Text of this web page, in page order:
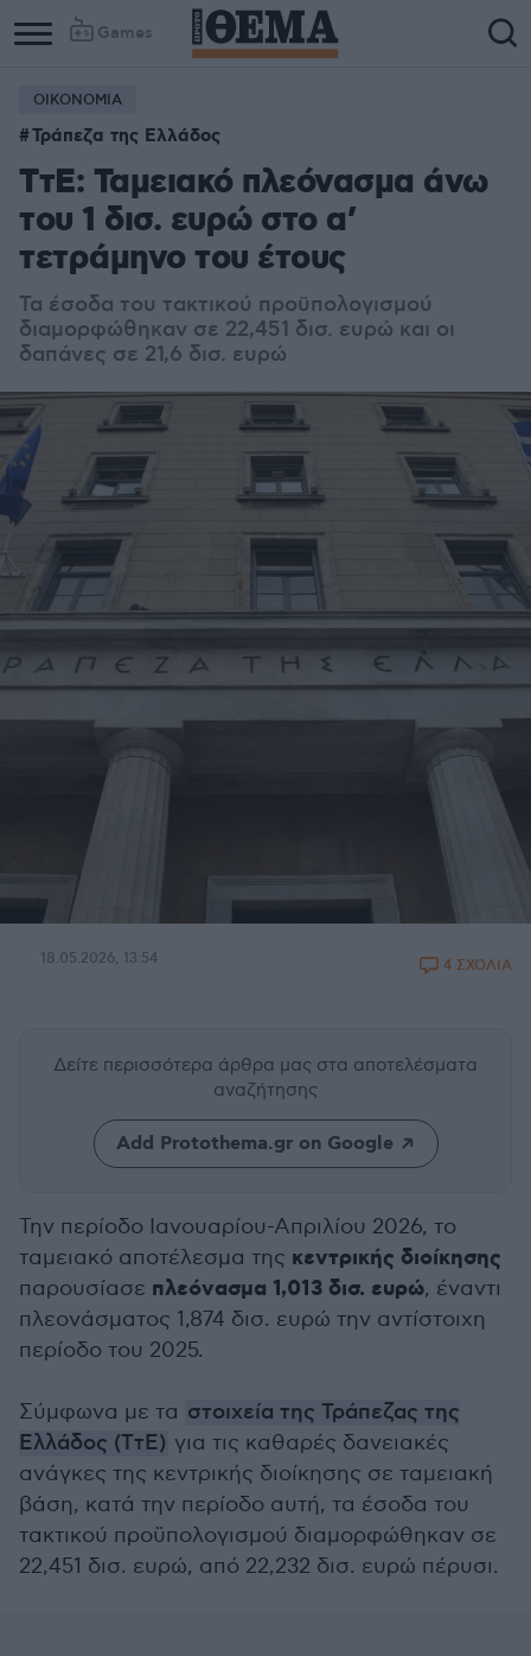
Games
ΟΙΚΟΝΟΜΙΑ
Τράπεζα της Ελλάδος
ΤτΕ: Ταμειακό πλεόνασμα άνω
του 1 δισ. ευρώ στο α’
τετράμηνο του έτους
Τα έσοδα του τακτικού προϋπολογισμού
διαμορφώθηκαν σε 22,451 δισ. ευρώ και οι
δαπάνες σε 21,6 δισ. ευρώ
18.05.2026, 13:54 4 ΣΧΟΛΙΑ
Δείτε περισσότερα άρθρα μας στα αποτελέσματα
αναζήτησης
Add Protothema.gr on Google
Την περίοδο Ιανουαρίου-Απριλίου 2026, το
ταμειακό αποτέλεσμα της κεντρικής διοίκησης
παρουσίασε πλεόνασμα 1,013 δισ. ευρώ, έναντι
πλεονάσματος 1,874 δισ. ευρώ την αντίστοιχη
περίοδο του 2025.
Σύμφωνα με τα στοιχεία της Τράπεζας της
Ελλάδος (ΤτΕ) για τις καθαρές δανειακές
ανάγκες της κεντρικής διοίκησης σε ταμειακή
βάση, κατά την περίοδο αυτή, τα έσοδα του
τακτικού προϋπολογισμού διαμορφώθηκαν σε
22,451 δισ. ευρώ, από 22,232 δισ. ευρώ πέρυσι.